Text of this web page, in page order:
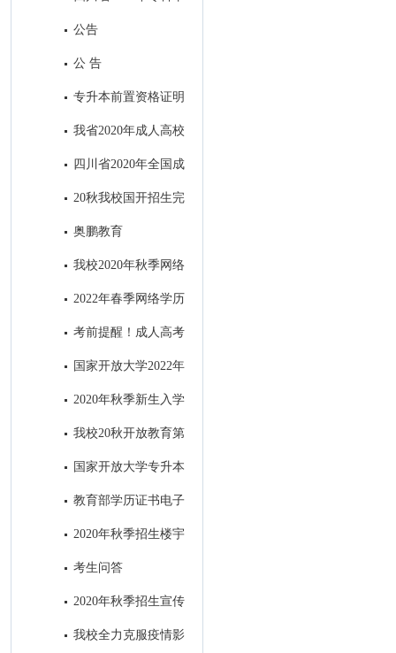
业退役军人和普通高职（专科）
接受成人本科教育报名公告
公告
公 告
专升本前置资格证明
材料出现问题处理办法
我省2020年成人高校
招生录取最低控制分数线出炉！
四川省2020年全国成
人高考考生身体健康监测公告
20秋我校国开招生完
奥鹏教育
我校2020年秋季网络
教育招生顺利结束
2022年春季网络学历
教育电子科技大学招生简章
考前提醒！成人高考
明天开考，这4点需注意！
国家开放大学2022年
秋季招生简章
2020年秋季新生入学
指南设计印刷项目招标公告
我校20秋开放教育第
一批次招生全面结束
国家开放大学专升本
前置学历​审核中常见问题及处理
教育部学历证书电子
注册备案表申请流程
2020年秋季招生楼宇
视频广告制作项目招标公共
考生问答
2020年秋季招生宣传
H5制作及在南充主流媒体微信
我校全力克服疫情影